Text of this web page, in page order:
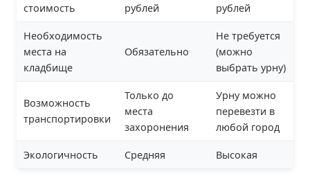
стоимость
рублей
рублей
Необходимость
места на
кладбище
Обязательно
Не требуется
(можно
выбрать урну)
Возможность
транспортировки
Только до
места
захоронения
Урну можно
перевезти в
любой город
Экологичность Средняя Высокая